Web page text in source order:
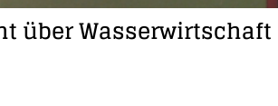
über Wasserwirtschaft